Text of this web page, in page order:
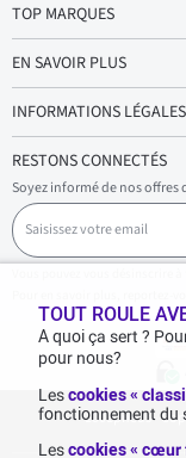
TOP MARQUES
EN SAVOIR PLUS
INFORMATIONS LÉGALES
RESTONS CONNECTÉS
Soyez informé de nos offres
S
a
i
s
1001pneus -
TOUT ROULE
A quoi ça sert ?
pour nous?
Lescookies «
fonctionnement du
Lescookies « cœur